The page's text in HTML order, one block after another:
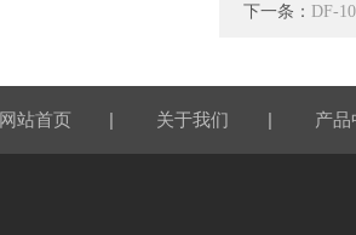
下一条： DF-
网站首页 | 关于我们 | 产品